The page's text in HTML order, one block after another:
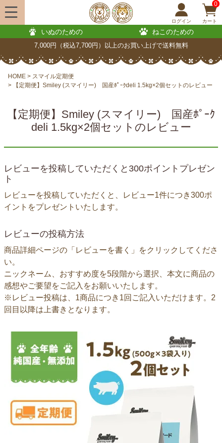
ログイン
0
カート
いぬのための ねこのための
7,000円（税込7,700円）以上のお買い上げで送料無料
HOME
スマイル定期便
【定期便】Smiley (スマイリー) 国産ﾎﾟｰｸdeli 1.5kg×2個セットのレビュー
【定期便】Smiley (スマイリー) 国産ﾎﾟｰｸ
deli 1.5kg×2個セットのレビュー
レビューを投稿していただくと300ポイントプレゼン
ト
レビューを投稿していただくと、レビュー1件につき300ポ
イントをプレゼントいたします。
レビューの投稿方法
商品詳細ページの「レビューを書く」をクリックしてくださ
い。
ニックネーム、おすすめ度を5段階から選択、本文に商品の
感想やご要望をご記入をお願いいたします。
※レビュー投稿は、1商品につき1回ご記入いただけます。2
回目以降は上書きとなります。